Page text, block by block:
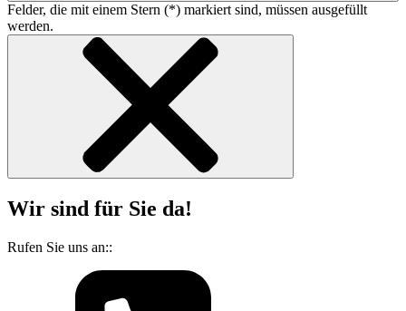
Felder, die mit einem Stern (*) markiert sind, müssen ausgefüllt
werden.
Wir sind für Sie da!
Rufen Sie uns an::